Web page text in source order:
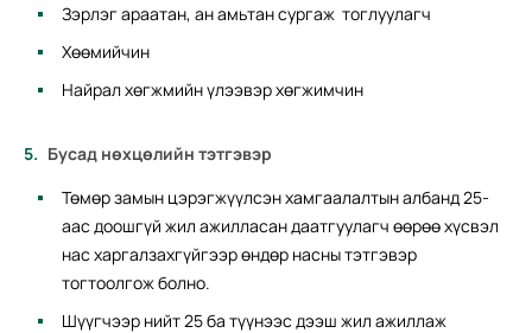
Зэрлэг араатан, ан амьтан сургаж тоглуулагч
Хөөмийчин
Найрал хөгжмийн үлээвэр хөгжимчин
Бусад нөхцөлийн тэтгэвэр
Төмөр замын цэрэгжүүлсэн хамгаалалтын албанд 25-
аас доошгүй жил ажилласан даатгуулагч өөрөө хүсвэл
нас харгалзахгүйгээр өндөр насны тэтгэвэр
тогтоолгож болно.
Шүүгчээр нийт 25 ба түүнээс дээш жил ажиллаж